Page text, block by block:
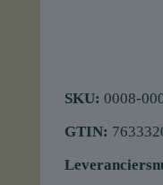
SKU: 0008-
GTIN: